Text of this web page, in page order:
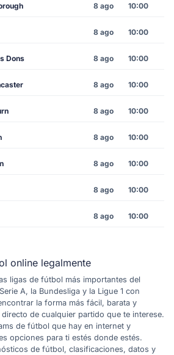
8 ago 10:00
8 ago 10:00
Dons 8 ago 10:00
8 ago 10:00
8 ago 10:00
8 ago 10:00
8 ago 10:00
8 ago 10:00
8 ago 10:00
online legalmente
ligas de fútbol más importantes del
A, la Bundesliga y la Ligue 1 con
la forma más fácil, barata y
de cualquier partido que te interese.
de fútbol que hay en internet y
opciones para ti estés donde estés.
de fútbol, clasificaciones, datos y